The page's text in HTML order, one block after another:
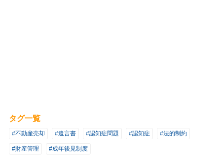
タグ一覧
#不動産売却 #遺言書 #認知症問題 #認知症 #法的制約
#財産管理 #成年後見制度